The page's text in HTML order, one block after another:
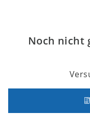
Noch nicht